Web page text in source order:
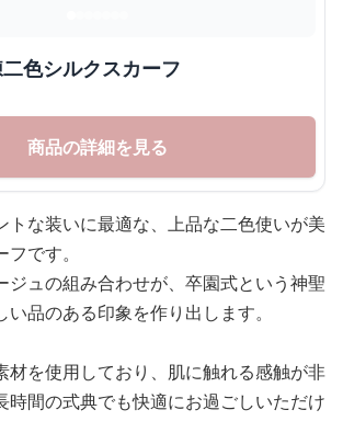
色シルクスカーフ
商品の詳細を見る
トな装いに最適な、上品な二色使いが美
です。
ジュの組み合わせが、卒園式という神聖
品のある印象を作り出します。
材を使用しており、肌に触れる感触が非
時間の式典でも快適にお過ごしいただけ